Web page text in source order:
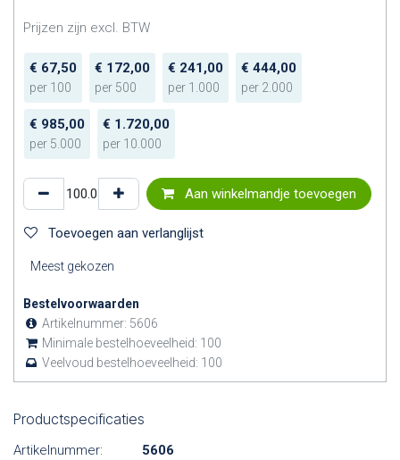
Prijzen zijn excl. BTW
€ 67,50
per 100
€ 172,00
per 500
€ 241,00
per 1.000
€ 444,00
per 2.000
€ 985,00
per 5.000
€ 1.720,00
per 10.000
Aan winkelmandje toevoegen
Toevoegen aan verlanglijst
Meest gekozen
Bestelvoorwaarden
Artikelnummer: 5606
Minimale bestelhoeveelheid: 100
Veelvoud bestelhoeveelheid: 100
Productspecificaties
Artikelnummer:
5606